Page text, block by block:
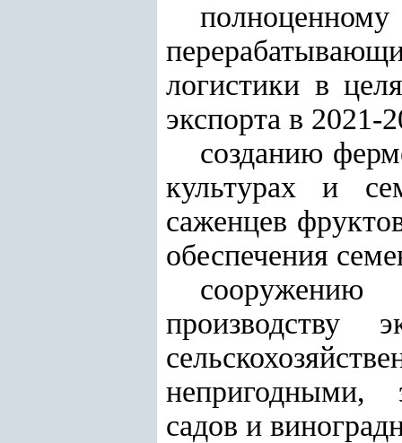
логистики в
экспорта в 2021-
созданию
культурах и
саженцев
обеспечения
сооружению
производству
непригодными,
садов и